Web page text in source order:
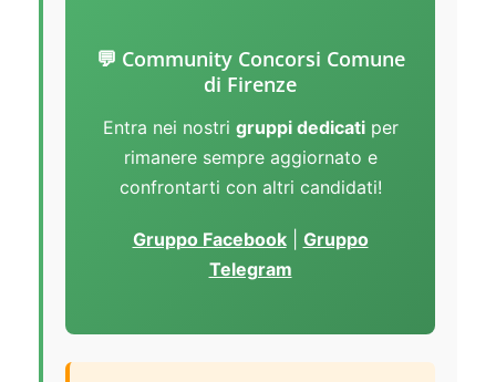
💬 Community Concorsi Comune
di Firenze
Entra nei nostri gruppi dedicatiper
rimanere sempre aggiornato e
confrontarti con altri candidati!
Gruppo Facebook| Gruppo
Telegram